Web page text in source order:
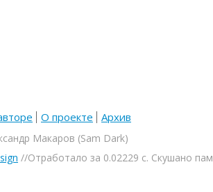
О проекте Архив
Макаров (Sam Dark)
//Отработало за 0.02229 с. Скушано